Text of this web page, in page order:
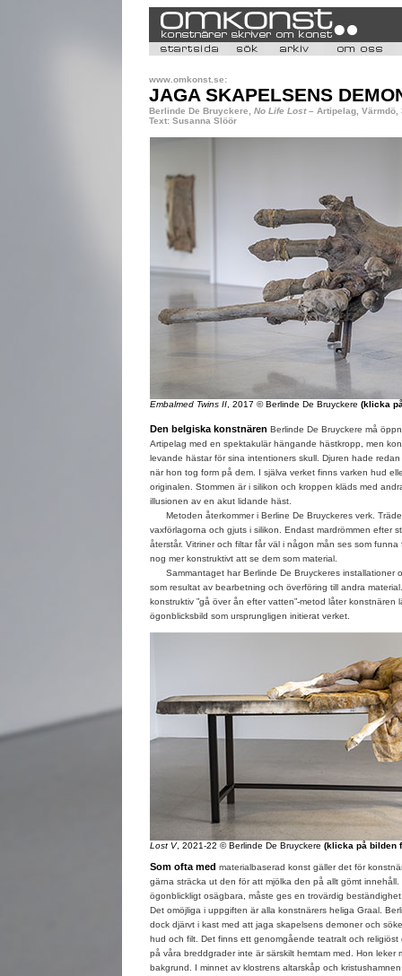
www.omkonst.se:
JAGA SKAPELSENS
Berlinde De Bruyckere, No Life Lost– Artipelag, Värmdö,
Text: Susanna Slöör
Embalmed Twins II, 2017 © Berlinde De Bruyckere (klicka
Den belgiska konstnären Berlinde De Bruyckere må
Artipelag med en spektakulär hängande hästkropp, men
levande hästar för sina intentioners skull. Djuren hade
när hon tog form på dem. I själva verket finns varken hud
originalen. Stommen är i silikon och kroppen kläds med
illusionen av en akut lidande häst.
Metoden återkommer i Berline De Bruyckeres verk.
vaxförlagorna och gjuts i silikon. Endast mardrömmen efter
återstår. Vitriner och filtar får väl i någon mån ses som
nog mer konstruktivt att se dem som material.
Sammantaget har Berlinde De Bruyckeres installationer
som resultat av bearbetning och överföring till andra
konstruktiv ”gå över ån efter vatten”-metod låter konstnären
ögonblicksbild som ursprungligen initierat verket.
Lost V, 2021-22 © Berlinde De Bruyckere (klicka på bilden
Som ofta med materialbaserad konst gäller det för
gärna sträcka ut den för att mjölka den på allt gömt
ögonblickligt osägbara, måste ges en trovärdig
Det omöjliga i uppgiften är alla konstnärers heliga Graal.
dock djärvt i kast med att jaga skapelsens demoner och
hud och filt. Det finns ett genomgående teatralt och religiöst
på våra breddgrader inte är särskilt hemtam med. Hon leker
bakgrund. I minnet av klostrens altarskåp och